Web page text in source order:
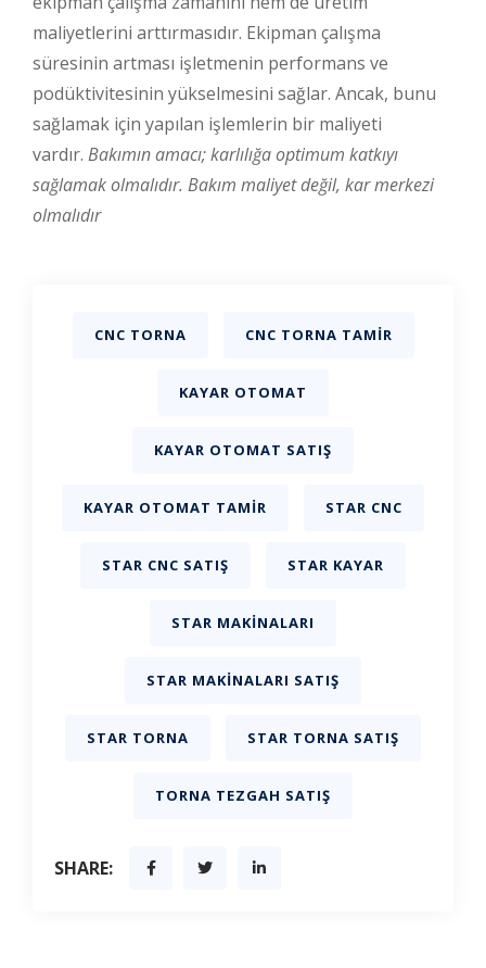
maliyetlerini arttırmasıdır. Ekipman çalışma
süresinin artması işletmenin performans ve
podüktivitesinin yükselmesini sağlar. Ancak, bunu
sağlamak için yapılan işlemlerin bir maliyeti
vardır. Bakımın amacı; karlılığa optimum katkıyı
sağlamak olmalıdır. Bakım maliyet değil, kar merkezi
olmalıdır
CNC TORNA CNC TORNA TAMIR
KAYAR OTOMAT
KAYAR OTOMAT SATIŞ
KAYAR OTOMAT TAMIR STAR CNC
STAR CNC SATIŞ STAR KAYAR
STAR MAKINALARI
STAR MAKINALARI SATIŞ
STAR TORNA STAR TORNA SATIŞ
TORNA TEZGAH SATIŞ
SHARE: